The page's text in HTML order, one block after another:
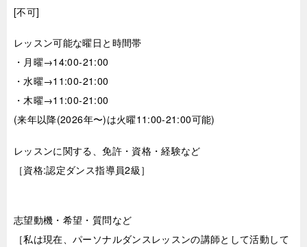
[不可]
レッスン可能な曜日と時間帯
・月曜→14:00-21:00
・水曜→11:00-21:00
・木曜→11:00-21:00
(来年以降(2026年〜)は火曜11:00-21:00可能)
レッスンに関する、免許・資格・経験など
［資格:認定ダンス指導員2級］
志望動機・希望・質問など
［私は現在、パーソナルダンスレッスンの講師として活動して